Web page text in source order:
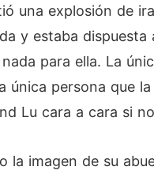
una explosión de
y estaba
para ella. La
única persona que
Lu cara a cara si
la imagen de su